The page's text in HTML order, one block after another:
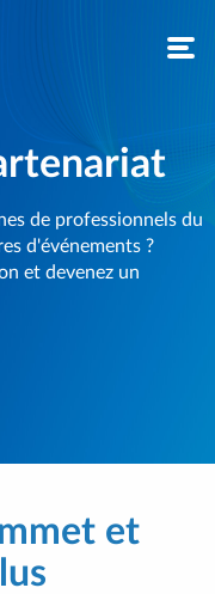
de professionnels du
d'événements ?
et devenez un
et